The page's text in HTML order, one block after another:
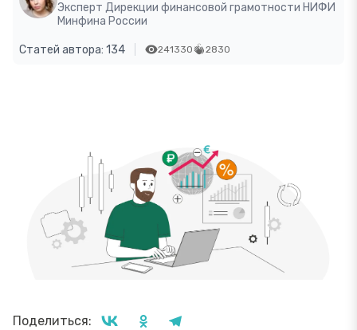
Эксперт Дирекции финансовой грамотности НИФИ
Минфина России
Статей автора: 134 241330 2830
Поделиться: